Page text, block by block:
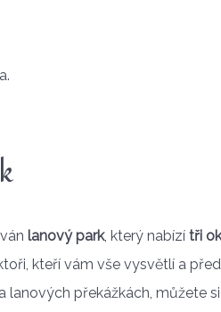
lanový park, který nabízí tři
kteří vám vše vysvětlí a
překážkách, můžete